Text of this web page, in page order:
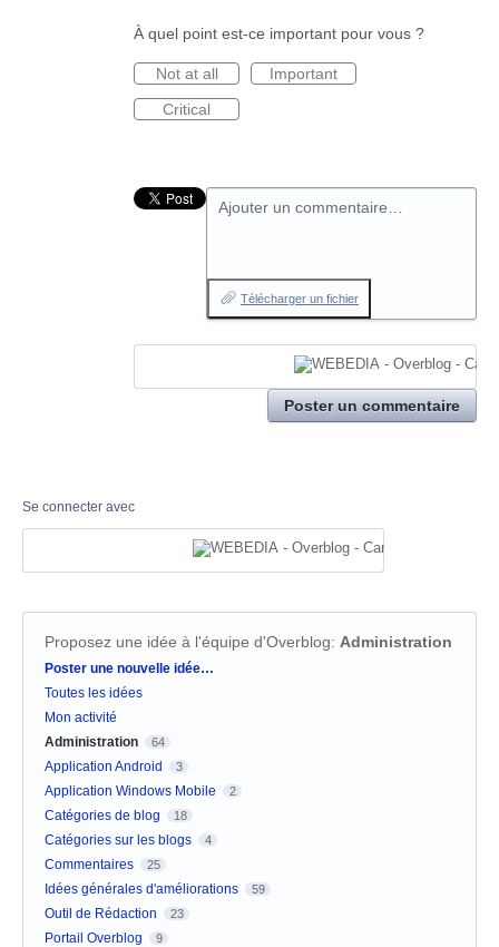
À quel point est-ce important pour vous ?
Not at all
Important
Critical
Ajouter un commentaire…
Télécharger un fichier
Poster un commentaire
Se connecter avec
Proposez une idée à l'équipe d'Overblog: Administration
Catégories
Poster une nouvelle idée…
Toutes les idées
Mon activité
Administration
64
Application Android 3
Application Windows Mobile 2
Catégories de blog 18
Catégories sur les blogs 4
Commentaires 25
Idées générales d'améliorations 59
Outil de Rédaction 23
Portail Overblog 9